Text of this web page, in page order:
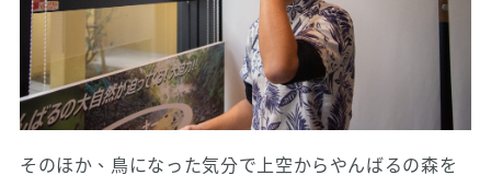
そのほか、鳥になった気分で上空からやんばるの森を